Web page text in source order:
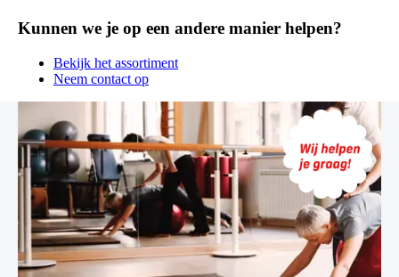
Kunnen we je op een andere manier helpen?
Bekijk het assortiment
Neem contact op